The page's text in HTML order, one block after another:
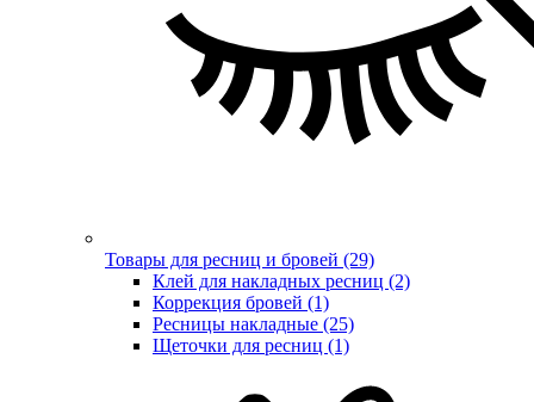
Товары для ресниц и бровей (29)
Клей для накладных ресниц (2)
Коррекция бровей (1)
Ресницы накладные (25)
Щеточки для ресниц (1)